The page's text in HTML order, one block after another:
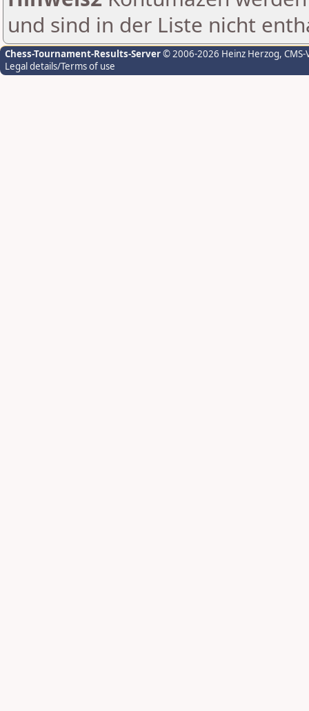
und sind in der Liste nicht
Chess-Tournament-Results-Server© 2006-2026 Heinz Herzog,
Legal details/Terms of use